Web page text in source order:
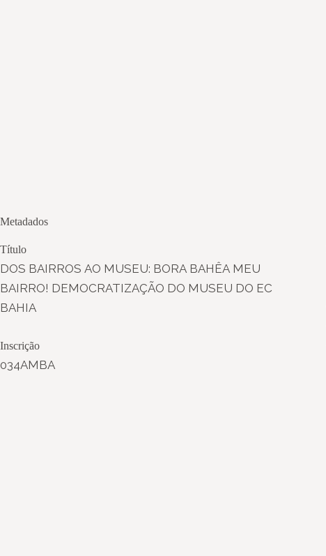
Metadados
Título
DOS BAIRROS AO MUSEU: BORA BAHÊA MEU
BAIRRO! DEMOCRATIZAÇÃO DO MUSEU DO EC
BAHIA
Inscrição
034AMBA